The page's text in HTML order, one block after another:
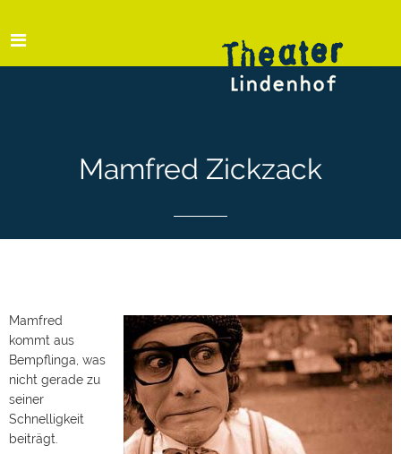
Mamfred Zickzack
Mamfred
kommt aus
Bempflinga, was
nicht gerade zu
seiner
Schnelligkeit
beiträgt.